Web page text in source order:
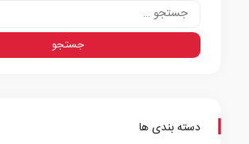
دسته بندی ها